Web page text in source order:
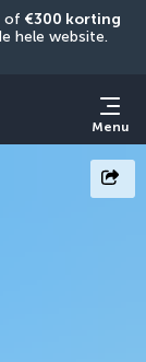
of €300 korting
Menu